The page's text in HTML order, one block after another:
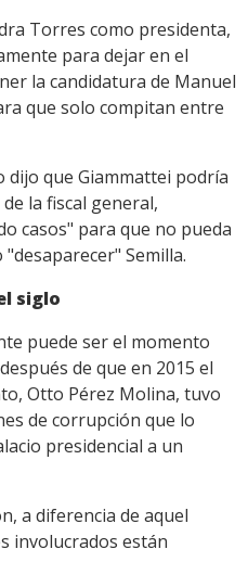
Torres como presidenta,
para dejar en el
la candidatura de Manuel
que solo compitan entre
dijo que Giammattei podría
la fiscal general,
casos" para que no pueda
Semilla.
siglo
puede ser el momento
de que en 2015 el
Otto Pérez Molina, tuvo
de corrupción que lo
presidencial a un
a diferencia de aquel
involucrados están